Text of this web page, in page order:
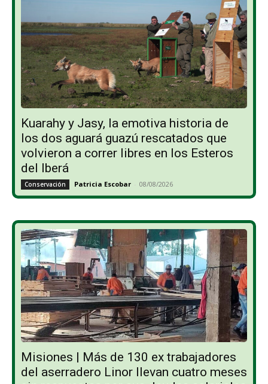
Kuarahy y Jasy, la emotiva historia de
los dos aguará guazú rescatados que
volvieron a correr libres en los Esteros
del Iberá
Conservación Patricia Escobar - 08/08/2026
Misiones | Más de 130 ex trabajadores
del aserradero Linor llevan cuatro meses